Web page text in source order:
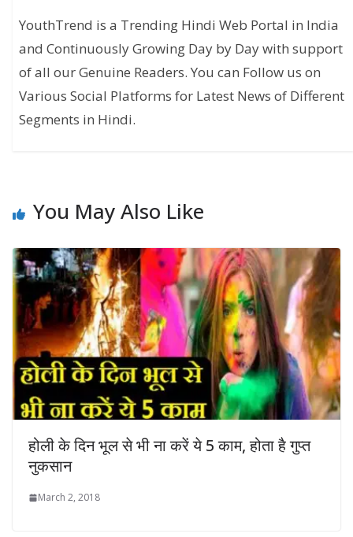
YouthTrend is a Trending Hindi Web Portal in India
and Continuously Growing Day by Day with support
of all our Genuine Readers. You can Follow us on
Various Social Platforms for Latest News of Different
Segments in Hindi.
You May Also Like
होली के दिन भूल से भी ना करें ये 5 काम, होता है गुप्त
नुकसान
March 2, 2018